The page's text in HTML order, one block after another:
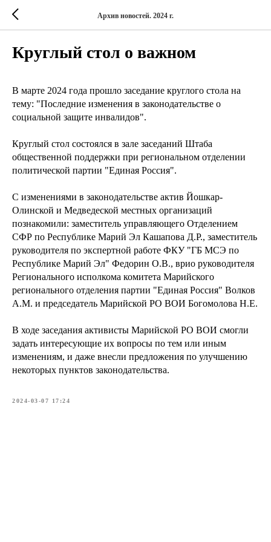
Архив новостей. 2024 г.
Круглый стол о важном
В марте 2024 года прошло заседание круглого стола на
тему: "Последние изменения в законодательстве о
социальной защите инвалидов".
Круглый стол состоялся в зале заседаний Штаба
общественной поддержки при региональном отделении
политической партии "Единая Россия".
С изменениями в законодательстве актив Йошкар-
Олинской и Медведеской местных организаций
познакомили: заместитель управляющего Отделением
СФР по Республике Марий Эл Кашапова Д.Р., заместитель
руководителя по экспертной работе ФКУ "ГБ МСЭ по
Республике Марий Эл" Федорин О.В., врио руководителя
Регионального исполкома комитета Марийского
регионального отделения партии "Единая Россия" Волков
А.М. и председатель Марийской РО ВОИ Богомолова Н.Е.
В ходе заседания активисты Марийской РО ВОИ смогли
задать интересующие их вопросы по тем или иным
изменениям, и даже внесли предложения по улучшению
некоторых пунктов законодательства.
2024-03-07 17:24